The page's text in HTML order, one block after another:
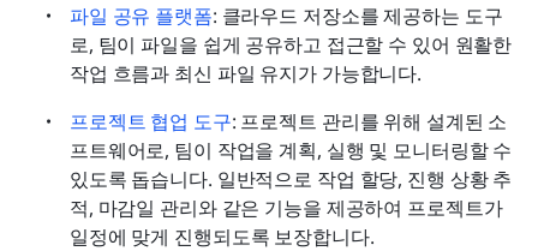
파일 공유 플랫폼: 클라우드 저장소를 제공하는 도구
로, 팀이 파일을 쉽게 공유하고 접근할 수 있어 원활한
작업 흐름과 최신 파일 유지가 가능합니다.
프로젝트 협업 도구: 프로젝트 관리를 위해 설계된 소
프트웨어로, 팀이 작업을 계획, 실행 및 모니터링할 수
있도록 돕습니다. 일반적으로 작업 할당, 진행 상황 추
적, 마감일 관리와 같은 기능을 제공하여 프로젝트가
일정에 맞게 진행되도록 보장합니다.